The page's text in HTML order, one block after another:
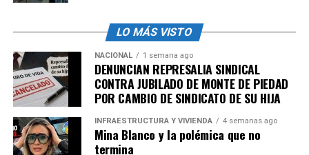
Adela C., presidenta del DIF de Calpan, en la Autopista
México-Puebla. Comparecerán para rendir declaración
todas las personas cuyo testimonio se requiera. Hasta el
momento no hay detenidos. La Institución avanza para
esclarecer el caso precisó.
Una de las líneas de investigación sugiere quela pareja
tenía problemas en el matrimonio
LO MÁS VISTO
NACIONAL 1 semana ago
DENUNCIAN REPRESALIA SINDICAL
CONTRA JUBILADO DE MONTE DE PIEDAD
POR CAMBIO DE SINDICATO DE SU HIJA
INFRAESTRUCTURA Y VIVIENDA 4 semanas ago
Mina Blanco y la polémica que no
termina